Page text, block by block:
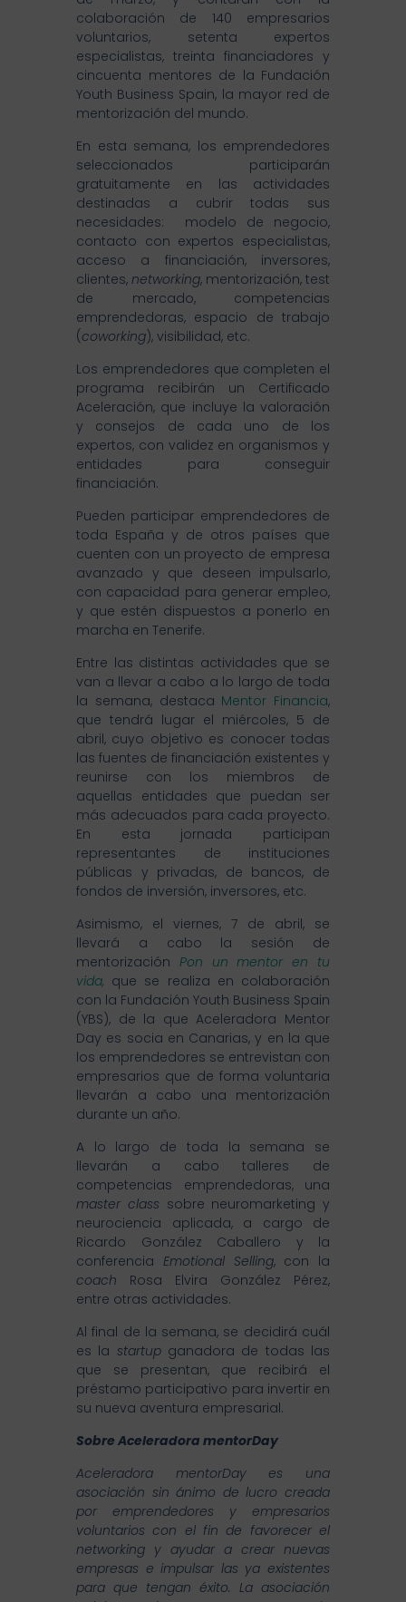
colaboración de 140 empresarios
voluntarios, setenta expertos
especialistas, treinta financiadores y
cincuenta mentores de la Fundación
Youth Business Spain, la mayor red de
mentorización del mundo.
En esta semana, los emprendedores
seleccionados participarán
gratuitamente en las actividades
destinadas a cubrir todas sus
necesidades: modelo de negocio,
contacto con expertos especialistas,
acceso a financiación, inversores,
clientes, networking, mentorización, test
de mercado, competencias
emprendedoras, espacio de trabajo
(coworking), visibilidad, etc.
Los emprendedores que completen el
programa recibirán un Certificado
Aceleración, que incluye la valoración
y consejos de cada uno de los
expertos, con validez en organismos y
entidades para conseguir
financiación.
Pueden participar emprendedores de
toda España y de otros países que
cuenten con un proyecto de empresa
avanzado y que deseen impulsarlo,
con capacidad para generar empleo,
y que estén dispuestos a ponerlo en
marcha en Tenerife.
Entre las distintas actividades que se
van a llevar a cabo a lo largo de toda
la semana, destaca Mentor Financia,
que tendrá lugar el miércoles, 5 de
abril, cuyo objetivo es conocer todas
las fuentes de financiación existentes y
reunirse con los miembros de
aquellas entidades que puedan ser
más adecuados para cada proyecto.
En esta jornada participan
representantes de instituciones
públicas y privadas, de bancos, de
fondos de inversión, inversores, etc.
Asimismo, el viernes, 7 de abril, se
llevará a cabo la sesión de
mentorización Pon un mentor en tu
vida, que se realiza en colaboración
con la Fundación Youth Business Spain
(YBS), de la que Aceleradora Mentor
Day es socia en Canarias, y en la que
los emprendedores se entrevistan con
empresarios que de forma voluntaria
llevarán a cabo una mentorización
durante un año.
A lo largo de toda la semana se
llevarán a cabo talleres de
competencias emprendedoras, una
master class sobre neuromarketing y
neurociencia aplicada, a cargo de
Ricardo González Caballero y la
conferencia Emotional Selling, con la
coach Rosa Elvira González Pérez,
entre otras actividades.
Al final de la semana, se decidirá cuál
es la startupganadora de todas las
que se presentan, que recibirá el
préstamo participativo para invertir en
su nueva aventura empresarial.
Sobre Aceleradora mentorDay
Aceleradora
mentorDayes una
asociación sin ánimo de lucro creada
por emprendedores y empresarios
voluntarios con el fin de favorecer el
networking y ayudar a crear nuevas
empresas e impulsar las ya existentes
para que tengan éxito. La asociación